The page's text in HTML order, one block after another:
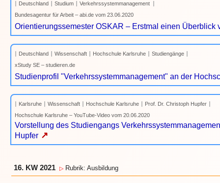
Deutschland Studium
Verkehrssystemmanagement
Bundesagentur für Arbeit – abi.de vom 23.06.2020
Orientierungssemester OSKAR – Erstmal einen Überblick
Deutschland Wissenschaft Hochschule Karlsruhe
Studiengänge
xStudy SE – studieren.de
Studienprofil "Verkehrssystemmanagement" an der
Karlsruhe Wissenschaft Hochschule Karlsruhe
Prof. Dr. Christoph Hupfer
Hochschule Karlsruhe – YouTube-Video vom 20.06.2020
Vorstellung des Studiengangs
Hupfer ↗
16. KW 2021 ▷ Rubrik: Ausbildung